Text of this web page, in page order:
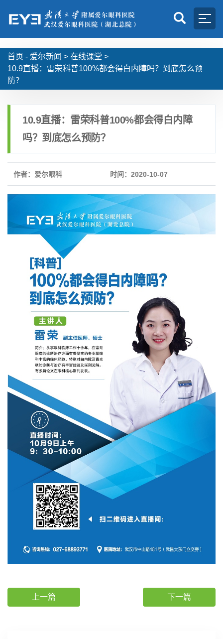
首页 - 爱尔新闻 > 在线课堂 >
10.9直播：雷荣科普100%都会得白内障吗？到底怎么预
防？
10.9直播：雷荣科普100%都会得白内障
吗？到底怎么预防？
作者：爱尔眼科 时间：2020-10-07
上一篇 下一篇